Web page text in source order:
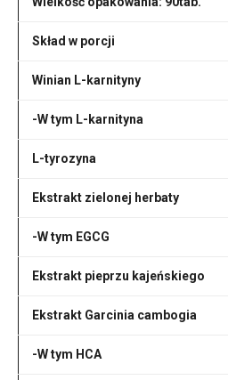
Skład w porcji
Winian L-karnityny
-W tym L-karnityna
L-tyrozyna
Ekstrakt zielonej herbaty
-W tym EGCG
Ekstrakt pieprzu kajeńskiego
Ekstrakt Garcinia cambogia
-W tym HCA